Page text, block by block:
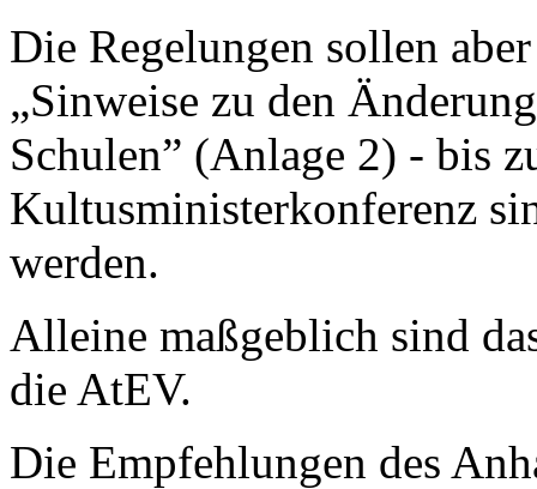
Die Regelungen sollen
„Sinweise zu den
Schulen” (Anlage 2) - bis
Kultusministerkonferenz
werden.
Alleine maßgeblich sind
die AtEV.
Die Empfehlungen des